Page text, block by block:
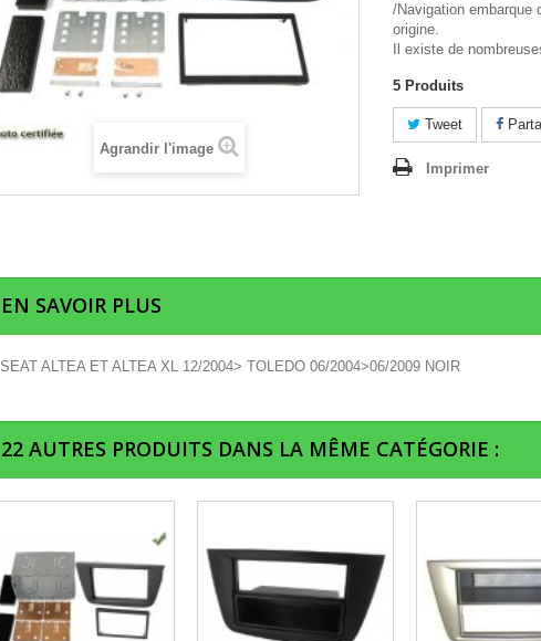
Agrandir l'image
/Navigation embarque
origine.
Il existe de
5 Produits
Tweet
Imprimer
EN SAVOIR PLUS
SEAT ALTEA ET ALTEA XL 12/2004> TOLEDO 06/2004>06/2009 NOIR
22 AUTRES PRODUITS DANS LA MÊME CATÉGORIE :